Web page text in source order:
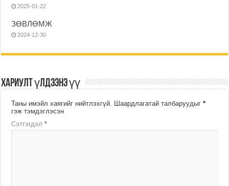
2025-01-22
ЗӨВЛӨМЖ
2024-12-30
Хариулт үлдээнэ үү
Таны имэйл хаягийг нийтлэхгүй. Шаардлагатай талбаруудыг*
гэж тэмдэглэсэн
Сэтгэгдэл*